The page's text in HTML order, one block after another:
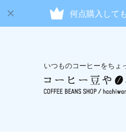
何点購入して
いつものコーヒーをちょ